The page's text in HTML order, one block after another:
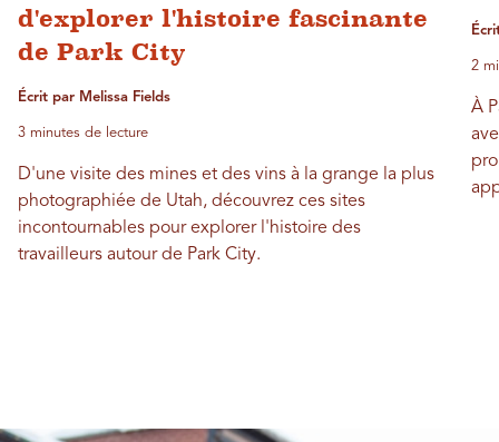
d'explorer l'histoire fascinante
de Park City
Écrit par Melissa Fields
3 minutes de lecture
D'une visite des mines et des vins à la grange la plus
photographiée de Utah, découvrez ces sites
incontournables pour explorer l'histoire des
travailleurs autour de Park City.
2
À